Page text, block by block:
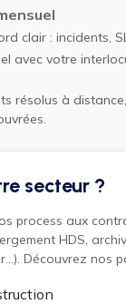
clair : incidents,
avec votre
résolus à
secteur ?
process aux
HDS,
Découvrez nos